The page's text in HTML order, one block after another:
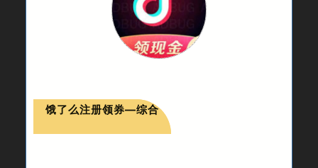
饿了么注册领券—综合